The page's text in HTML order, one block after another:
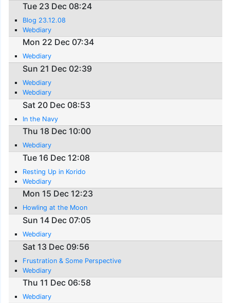
Tue 23 Dec 08:24
Blog 23.12.08
Webdiary
Mon 22 Dec 07:34
Webdiary
Sun 21 Dec 02:39
Webdiary
Webdiary
Sat 20 Dec 08:53
In the Navy
Thu 18 Dec 10:00
Webdiary
Tue 16 Dec 12:08
Resting Up in Korido
Webdiary
Mon 15 Dec 12:23
Howling at the Moon
Sun 14 Dec 07:05
Webdiary
Sat 13 Dec 09:56
Frustration & Some Perspective
Webdiary
Thu 11 Dec 06:58
Webdiary